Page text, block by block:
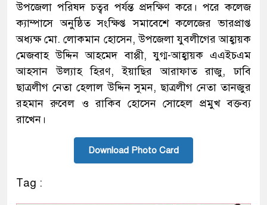
উপজেলা পরিষদ চত্বর পর্যন্ত প্রদক্ষিণ করে। পরে কলেজ
ক্যাম্পাসে অনুষ্ঠিত সংক্ষিপ্ত সমাবেশে কলেজের ভারপ্রাপ্ত
অধ্যক্ষ মো. লোকমান হোসেন, উপজেলা যুবলীগের আহ্বায়ক
মেজবাহ উদ্দিন আহমেদ বাপ্পী, যুগ্ম-আহ্বায়ক এএইচএম
আহসান উল্যাহ হিরণ, ইয়াছির আরাফাত রাজু, ঢাবি
ছাত্রলীগ নেতা হেলাল উদ্দিন সুমন, ছাত্রলীগ নেতা তানজুর
রহমান রুবেল ও রাকিব হোসেন সোহেল প্রমুখ বক্তব্য
রাখেন।
Download Photo Card
Tag :